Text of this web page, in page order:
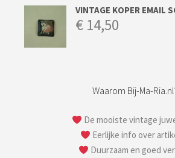
VINTAGE KOPER EMAIL
€ 14,50
Waarom Bij-Ma-
De mooiste vintage
Eerlijke info over
Duurzaam en goed